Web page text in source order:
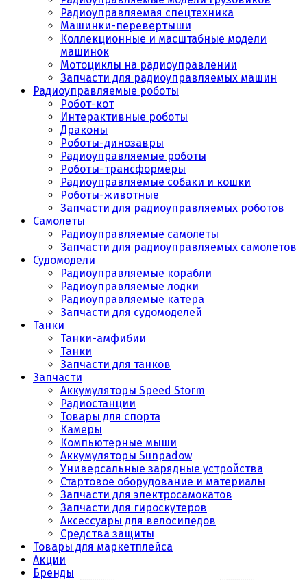
Радиоуправляемая спецтехника
Машинки-перевертыши
Коллекционные и масштабные модели
машинок
Мотоциклы на радиоуправлении
Запчасти для радиоуправляемых машин
Радиоуправляемые роботы
Робот-кот
Интерактивные роботы
Драконы
Роботы-динозавры
Радиоуправляемые роботы
Роботы-трансформеры
Радиоуправляемые собаки и кошки
Роботы-животные
Запчасти для радиоуправляемых роботов
Самолеты
Радиоуправляемые самолеты
Запчасти для радиоуправляемых самолетов
Судомодели
Радиоуправляемые корабли
Радиоуправляемые лодки
Радиоуправляемые катера
Запчасти для судомоделей
Танки
Танки-амфибии
Танки
Запчасти для танков
Запчасти
Аккумуляторы Speed Storm
Радиостанции
Товары для спорта
Камеры
Компьютерные мыши
Аккумуляторы Sunpadow
Универсальные зарядные устройства
Стартовое оборудование и материалы
Запчасти для электросамокатов
Запчасти для гироскутеров
Аксессуары для велосипедов
Средства защиты
Товары для маркетплейса
Акции
Бренды